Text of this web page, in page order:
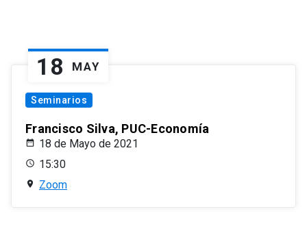
18 MAY
Seminarios
Francisco Silva, PUC-Economía
18 de Mayo de 2021
15:30
Zoom